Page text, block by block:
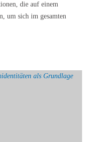
die auf einem
um sich im gesamten